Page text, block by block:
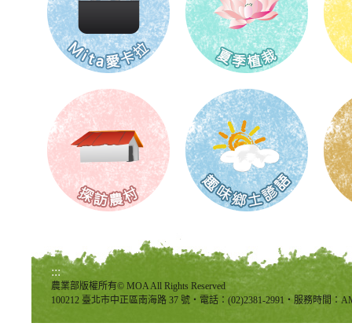
:::
農業部版權所有© MOA All Rights Reserved
100212 臺北市中正區南海路 37 號‧電話：(02)2381-2991‧服務時間：